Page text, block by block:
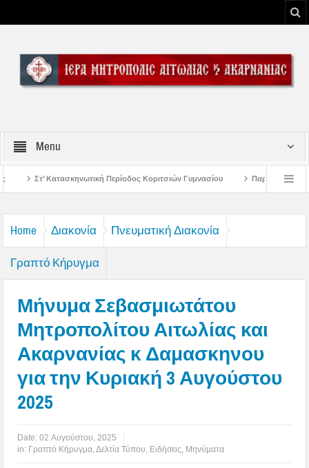
Menu
Περίοδος Κοριτσιών Γυμνασίου Παρακλήσεις πρώτης εβδομάδος
Home Διακονία Πνευματική Διακονία
Γραπτό Κήρυγμα
Μήνυμα Σεβασμιωτάτου
Μητροπολίτου Αιτωλίας και
Ακαρνανίας κ Δαμασκηνου
για την Κυριακή 3 Αυγούστου
2025
Date:02 Αυγούστου, 2025
in: Γραπτό Κήρυγμα ,Δελτία Τύπου Ειδήσεις Μηνύματα